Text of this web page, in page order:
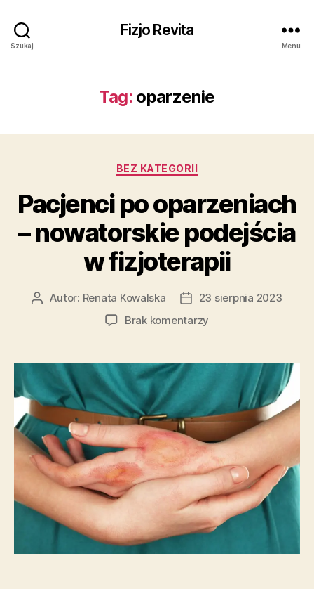
Szukaj
Fizjo Revita
Menu
Tag: oparzenie
Kategorie
BEZ KATEGORII
Pacjenci po oparzeniach
– nowatorskie podejścia
w fizjoterapii
AutorAutor: Renata Kowalska
Data23 sierpnia 2023
Brak komentarzy
oparzeniach
nowatorskie
podejścia
w
fizjoterapii